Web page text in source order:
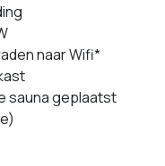
naar Wifi*
sauna geplaatst